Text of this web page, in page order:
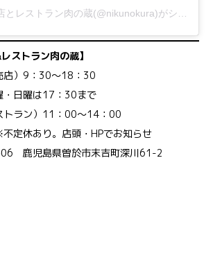
ナンチク 直売店とレストラン肉の蔵(@nikunokura)がシェアした投稿
ストラン肉の蔵】
）9：30～18：30
は17：30まで
）11：00～14：00
休あり。店頭・HPでお知らせ
鹿児島県曽於市末吉町深川61-2